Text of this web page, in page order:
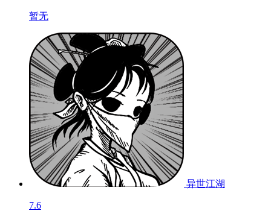
暂无
异世江湖
7.6